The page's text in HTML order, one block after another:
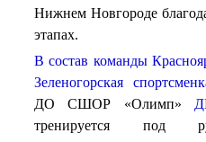
Нижнем Новгороде
этапах.
В состав команды
Зеленогорская
ДО СШОР «Олимп»
тренируется под